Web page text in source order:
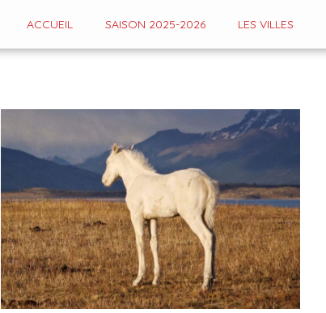
ACCUEIL SAISON 2025-2026 LES VILLES